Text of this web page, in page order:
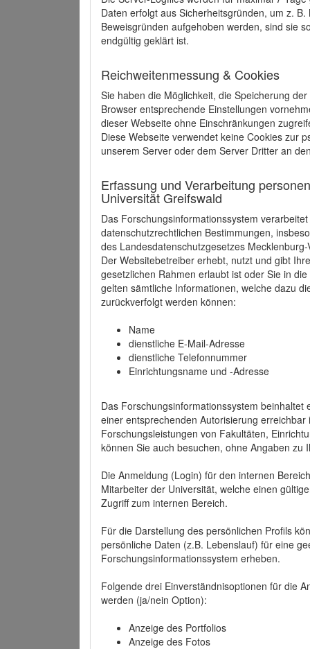
Daten erfolgt aus Sicherheitsgründen, um z.
Beweisgründen aufgehoben werden, sind sie
endgültig geklärt ist.
Reichweitenmessung & Cookies
Sie haben die Möglichkeit, die Speicherung
Browser entsprechende Einstellungen
dieser Webseite ohne Einschränkungen
Diese Webseite verwendet keine Cookies zur
unserem Server oder dem Server Dritter an
Erfassung und Verarbeitung
Universität Greifswald
Das Forschungsinformationssystem
datenschutzrechtlichen Bestimmungen,
des Landesdatenschutzgesetzes
Der Websitebetreiber erhebt, nutzt und gibt
gesetzlichen Rahmen erlaubt ist oder Sie in
gelten sämtliche Informationen, welche dazu
zurückverfolgt werden können:
Name
dienstliche E-Mail-Adresse
dienstliche Telefonnummer
Einrichtungsname und -Adresse
Das Forschungsinformationssystem beinhaltet
einer entsprechenden Autorisierung
Forschungsleistungen von Fakultäten,
können Sie auch besuchen, ohne Angaben zu
Die Anmeldung (Login) für den internen
Mitarbeiter der Universität, welche einen
Zugriff zum internen Bereich.
Für die Darstellung des persönlichen Profils
persönliche Daten (z.B. Lebenslauf) für eine
Forschungsinformationssystem erheben.
Folgende drei Einverständnisoptionen für die
werden (ja/nein Option):
Anzeige des Portfolios
Anzeige des Fotos